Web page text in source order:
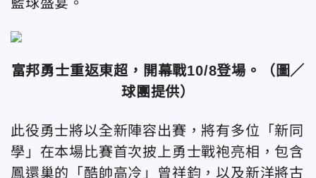
富邦勇士重返東超，開幕戰10/8登場。（圖／
球團提供）
此役勇士將以全新陣容出賽，將有多位「新同
學」在本場比賽首次披上勇士戰袍亮相，包含
鳳還巢的「酷帥高冷」曾祥鈞，以及新洋將古